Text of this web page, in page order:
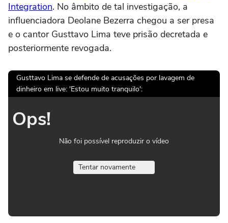
Integration. No âmbito de tal investigação, a
influenciadora Deolane Bezerra chegou a ser presa
e o cantor Gusttavo Lima teve prisão decretada e
posteriormente revogada.
Gusttavo Lima se defende de acusações por lavagem de
dinheiro em live: 'Estou muito tranquilo':
Ops!
Não foi possível reproduzir o vídeo
Tentar novamente